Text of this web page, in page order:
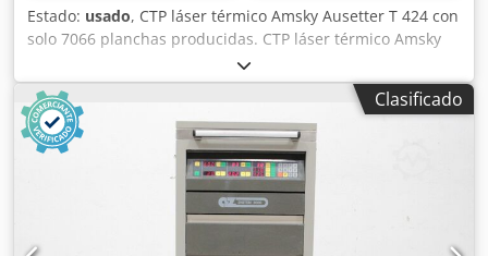
Estado: usado, CTP láser térmico Amsky Ausetter T 424 con
solo 7066 planchas producidas. CTP láser térmico Amsky
Ausetter T 424 Emulsionadora térmica / láser térmico
Tamaño de plancha mín. 300 x 400 mm - máx. 660 x 800
mm Crsdpfsyllbpsx Ah Djf 2400 DPI Láser de 24 canales
Espesor de plancha: 0,15 - 0,30 mm Carga manual de
planchas Incluye RIP y compresor Velocidad máx. 15
planchas/hora Sólo 7066 planchas impresionadas
Inspección por vídeo online vía WhatsApp - MS Zoom -
Telegram En stock en Emskirchen/Núremberg – Disponible
de inmediato – Prueba posible
Clasificado